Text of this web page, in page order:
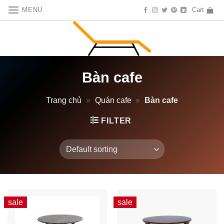
Skip
MENU Cart
Bàn cafe
Trang chủ » Quán cafe » Bàn cafe
FILTER
sale sale